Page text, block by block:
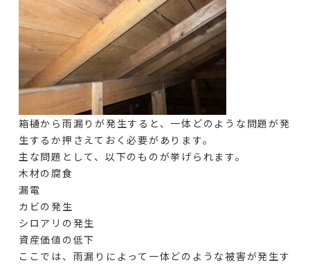
箱樋から雨漏りが発生すると、一体どのような問題が発
生するか押さえておく必要があります。
主な問題として、以下のものが挙げられます。
木材の腐食
漏電
カビの発生
シロアリの発生
資産価値の低下
ここでは、雨漏りによって一体どのような被害が発生す